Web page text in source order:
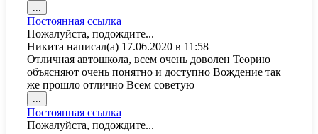
этот
метабокс
в
другое
состояние.
Постоянная ссылка
Пожалуйста, подождите...
Никита написал(а) 17.06.2020 в 11:58
Отличная автошкола, всем очень доволен Теорию
объясняют очень понятно и доступно Вождение так
же прошло отлично Всем советую
этот
метабокс
в
Постоянная ссылка
Пожалуйста, подождите...